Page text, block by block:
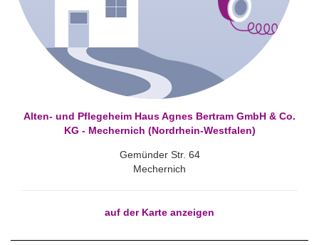
Alten- und Pflegeheim Haus Agnes Bertram GmbH & Co.
KG - Mechernich (Nordrhein-Westfalen)
Gemünder Str. 64
Mechernich
auf der Karte anzeigen